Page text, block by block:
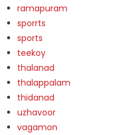
ramapuram
sporrts
sports
teekoy
thalanad
thalappalam
thidanad
uzhavoor
vagamon